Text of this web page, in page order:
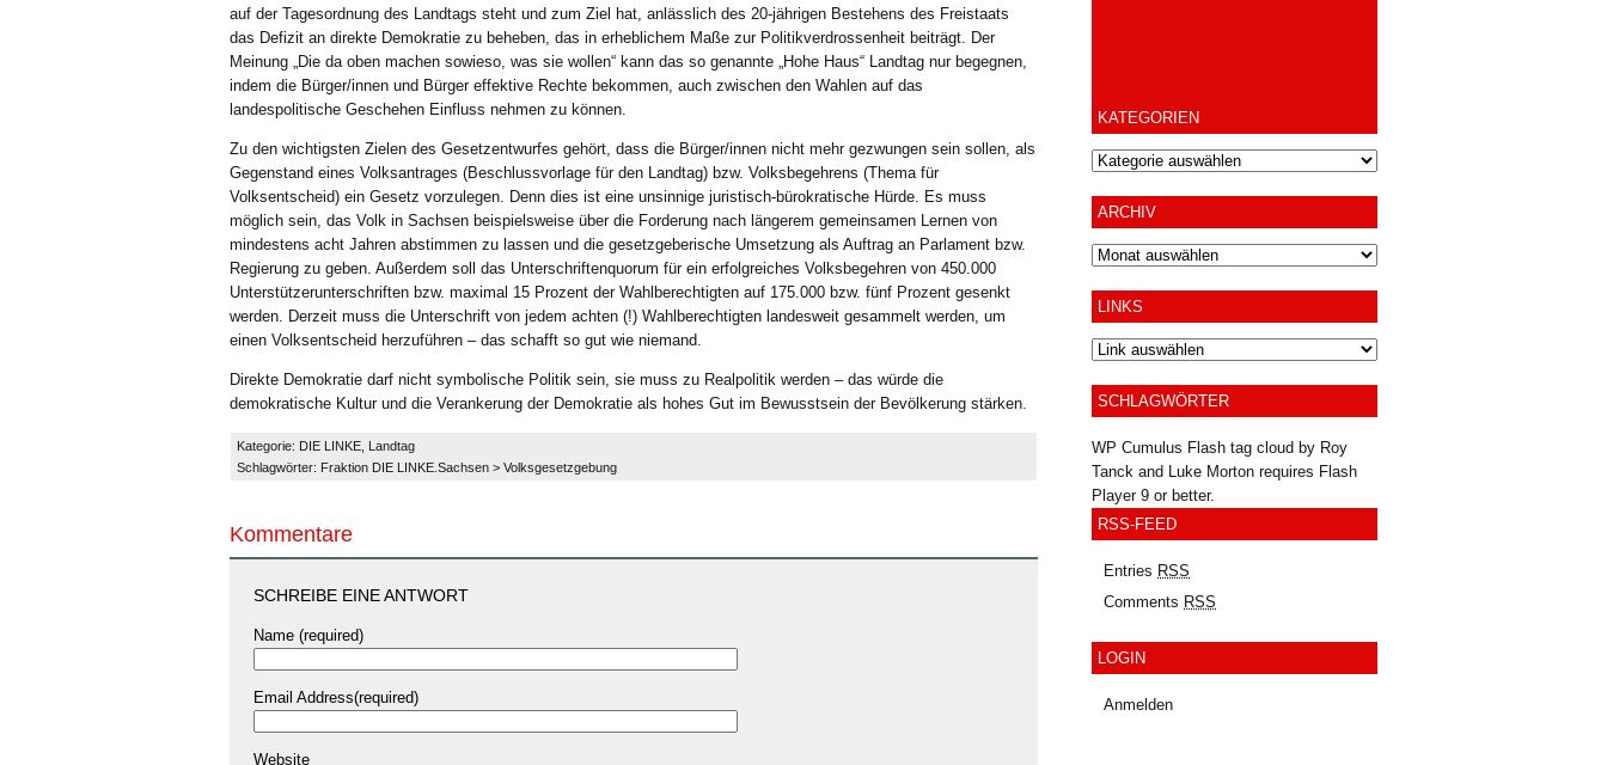
auf der Tagesordnung des Landtags steht und zum Ziel hat, anlässlich des 20-jährigen Bestehens des Freistaats
das Defizit an direkte Demokratie zu beheben, das in erheblichem Maße zur Politikverdrossenheit beiträgt. Der
Meinung „Die da oben machen sowieso, was sie wollen“ kann das so genannte „Hohe Haus“ Landtag nur begegnen,
indem die Bürger/innen und Bürger effektive Rechte bekommen, auch zwischen den Wahlen auf das
landespolitische Geschehen Einfluss nehmen zu können.
Zu den wichtigsten Zielen des Gesetzentwurfes gehört, dass die Bürger/innen nicht mehr gezwungen sein sollen, als
Gegenstand eines Volksantrages (Beschlussvorlage für den Landtag) bzw. Volksbegehrens (Thema für
Volksentscheid) ein Gesetz vorzulegen. Denn dies ist eine unsinnige juristisch-bürokratische Hürde. Es muss
möglich sein, das Volk in Sachsen beispielsweise über die Forderung nach längerem gemeinsamen Lernen von
mindestens acht Jahren abstimmen zu lassen und die gesetzgeberische Umsetzung als Auftrag an Parlament bzw.
Regierung zu geben. Außerdem soll das Unterschriftenquorum für ein erfolgreiches Volksbegehren von 450.000
Unterstützerunterschriften bzw. maximal 15 Prozent der Wahlberechtigten auf 175.000 bzw. fünf Prozent gesenkt
werden. Derzeit muss die Unterschrift von jedem achten (!) Wahlberechtigten landesweit gesammelt werden, um
einen Volksentscheid herzuführen – das schafft so gut wie niemand.
Direkte Demokratie darf nicht symbolische Politik sein, sie muss zu Realpolitik werden – das würde die
demokratische Kultur und die Verankerung der Demokratie als hohes Gut im Bewusstsein der Bevölkerung stärken.
Kategorie: DIE LINKE Landtag
Schlagwörter: Fraktion DIE LINKE.Sachsen > Volksgesetzgebung
Kommentare
SCHREIBE EINE ANTWORT
Name (required)
Email Address(required)
Website
KATEGORIEN
ARCHIV
Archiv
LINKS
SCHLAGWÖRTER
WP Cumulus Flash tag cloud by Roy
Tanck and Luke Morton requires Flash
Player9 or better.
RSS-FEED
Entries RSS
Comments RSS
LOGIN
Anmelden